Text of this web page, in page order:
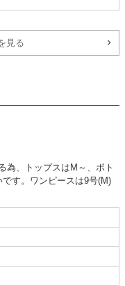
:岐阜県
助かります。
見る
為、トップスはM～、ボト
す。ワンピースは9号(M)